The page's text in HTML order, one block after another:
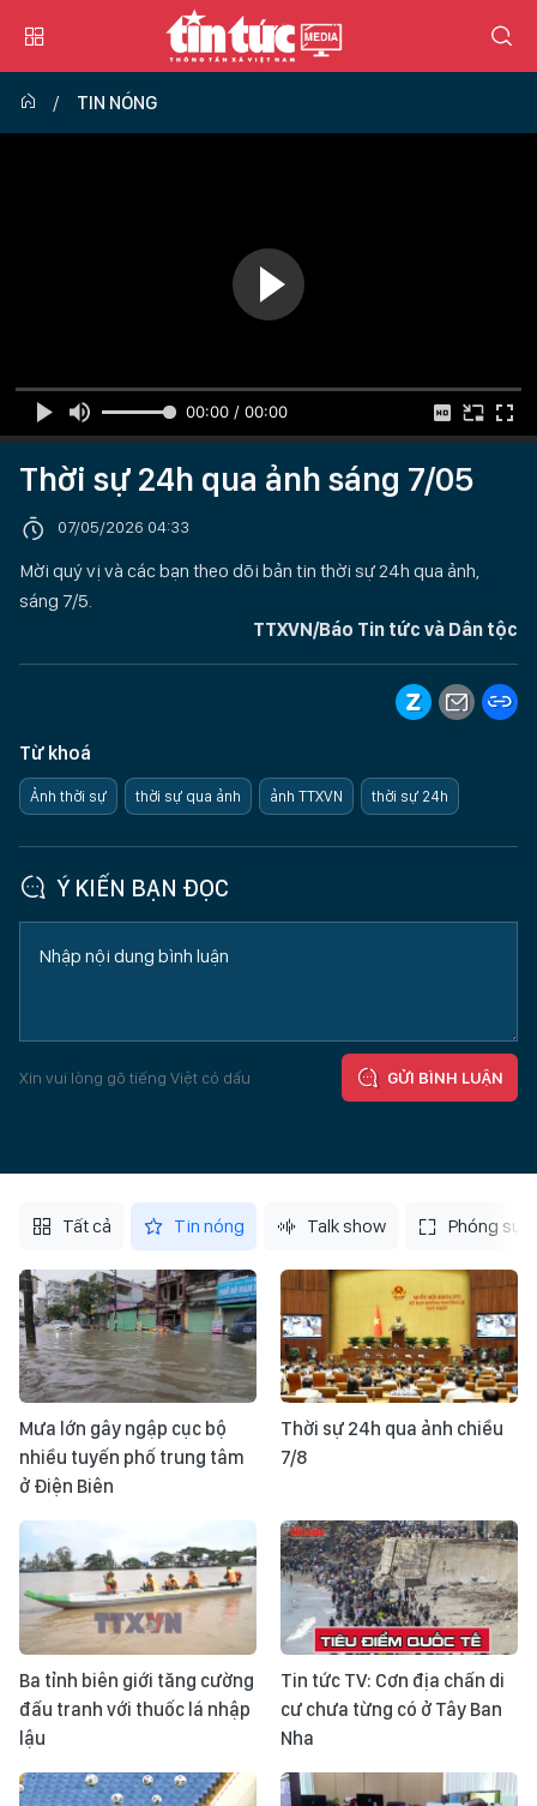
TIN NÓNG
00:00 / 00:00
Thời sự 24h qua ảnh sáng 7/05
07/05/2026 04:33
Mời quý vị và các bạn theo dõi bản tin thời sự 24h qua ảnh,
sáng 7/5.
TTXVN/Báo Tin tức và Dân tộc
Từ khoá
Ảnh thời sự thời sự qua ảnh ảnh TTXVN thời sự 24h
Ý KIẾN BẠN ĐỌC
Xin vui lòng gõ tiếng Việt có dấu GỬI BÌNH LUẬN
Tất cả Tin nóng Talk show Phóng sự
Mưa lớn gây ngập cục bộ
nhiều tuyến phố trung tâm
ở Điện Biên
Thời sự 24h qua ảnh chiều
7/8
Ba tỉnh biên giới tăng cường
đấu tranh với thuốc lá nhập
lậu
Tin tức TV: Cơn địa chấn di
cư chưa từng có ở Tây Ban
Nha